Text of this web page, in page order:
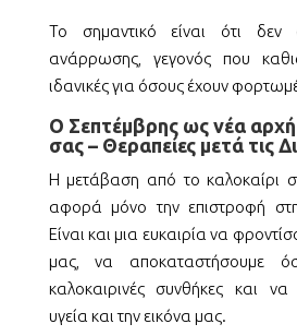
Το σημαντικό είναι ότι δεν
ανάρρωσης, γεγονός που
ιδανικές για όσους έχουν
Ο Σεπτέμβρης ως νέα
σας – Θεραπείες μετά τις
Η μετάβαση από το καλοκαίρι
αφορά μόνο την επιστροφή
Είναι και μια ευκαιρία να
μας, να αποκαταστήσουμε
καλοκαιρινές συνθήκες και
υγεία και την εικόνα μας.